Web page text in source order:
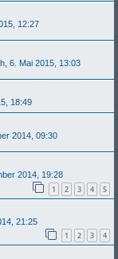
12:27
6. Mai 2015, 13:03
18:49
2014, 09:30
2014, 19:28
1 2 3 4 5
21:25
1 2 3 4